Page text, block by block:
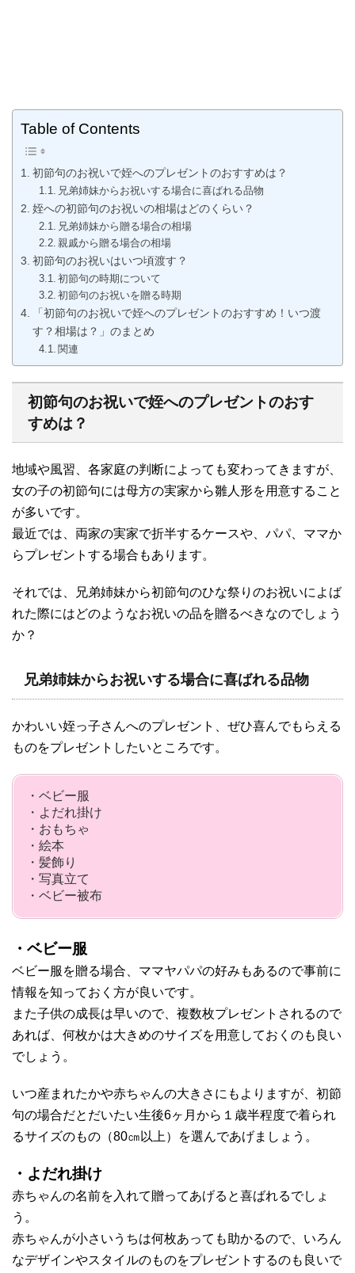
Table of Contents
初節句のお祝いで姪へのプレゼントのおすすめは？
兄弟姉妹からお祝いする場合に喜ばれる品物
姪への初節句のお祝いの相場はどのくらい？
兄弟姉妹から贈る場合の相場
親戚から贈る場合の相場
初節句のお祝いはいつ頃渡す？
初節句の時期について
初節句のお祝いを贈る時期
「初節句のお祝いで姪へのプレゼントのおすすめ！いつ渡
す？相場は？」のまとめ
関連
初節句のお祝いで姪へのプレゼントのおす
すめは？
地域や風習、各家庭の判断によっても変わってきますが、
女の子の初節句には母方の実家から雛人形を用意すること
が多いです。
最近では、両家の実家で折半するケースや、パパ、ママか
らプレゼントする場合もあります。
それでは、兄弟姉妹から初節句のひな祭りのお祝いによば
れた際にはどのようなお祝いの品を贈るべきなのでしょう
か？
兄弟姉妹からお祝いする場合に喜ばれる品物
かわいい姪っ子さんへのプレゼント、ぜひ喜んでもらえる
ものをプレゼントしたいところです。
・ベビー服
・よだれ掛け
・おもちゃ
・絵本
・髪飾り
・写真立て
・ベビー被布
・ベビー服
ベビー服を贈る場合、ママヤパパの好みもあるので事前に
情報を知っておく方が良いです。
また子供の成長は早いので、複数枚プレゼントされるので
あれば、何枚かは大きめのサイズを用意しておくのも良い
でしょう。
いつ産まれたかや赤ちゃんの大きさにもよりますが、初節
句の場合だとだいたい生後6ヶ月から１歳半程度で着られ
るサイズのもの（80㎝以上）を選んであげましょう。
・よだれ掛け
赤ちゃんの名前を入れて贈ってあげると喜ばれるでしょ
う。
赤ちゃんが小さいうちは何枚あっても助かるので、いろん
なデザインやスタイルのものをプレゼントするのも良いで